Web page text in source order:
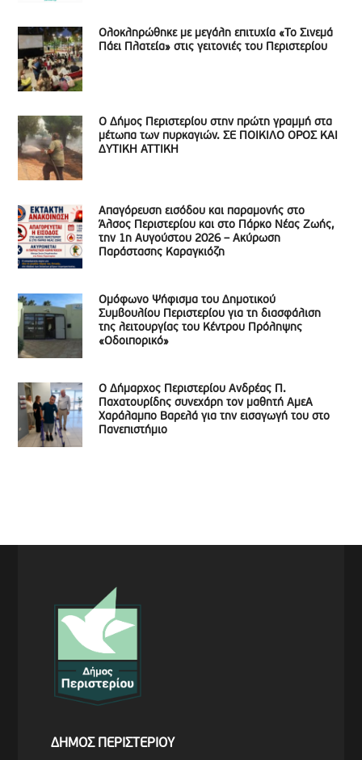
Ολοκληρώθηκε με μεγάλη επιτυχία «Το Σινεμά
Πάει Πλατεία» στις γειτονιές του Περιστερίου
Ο Δήμος Περιστερίου στην πρώτη γραμμή στα
μέτωπα των πυρκαγιών. ΣΕ ΠΟΙΚΙΛΟ ΟΡΟΣ ΚΑΙ
ΔΥΤΙΚΗ ΑΤΤΙΚΗ
Απαγόρευση εισόδου και παραμονής στο
Άλσος Περιστερίου και στο Πάρκο Νέας Ζωής,
την 1η Αυγούστου 2026 – Ακύρωση
Παράστασης Καραγκιόζη
Ομόφωνο Ψήφισμα του Δημοτικού
Συμβουλίου Περιστερίου για τη διασφάλιση
της λειτουργίας του Κέντρου Πρόληψης
«Οδοιπορικό»
Ο Δήμαρχος Περιστερίου Ανδρέας Π.
Παχατουρίδης συνεχάρη τον μαθητή ΑμεΑ
Χαράλαμπο Βαρελά για την εισαγωγή του στο
Πανεπιστήμιο
ΔΗΜΟΣ ΠΕΡΙΣΤΕΡΙΟΥ